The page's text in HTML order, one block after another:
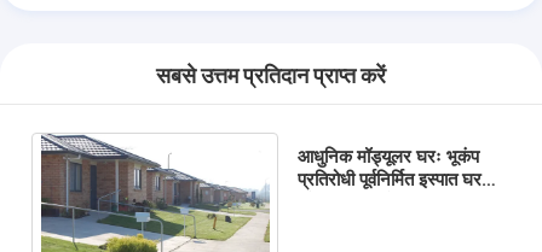
सबसे उत्तम प्रतिदान प्राप्त करें
आधुनिक मॉड्यूलर घरः भूकंप
प्रतिरोधी पूर्वनिर्मित इस्पात घर